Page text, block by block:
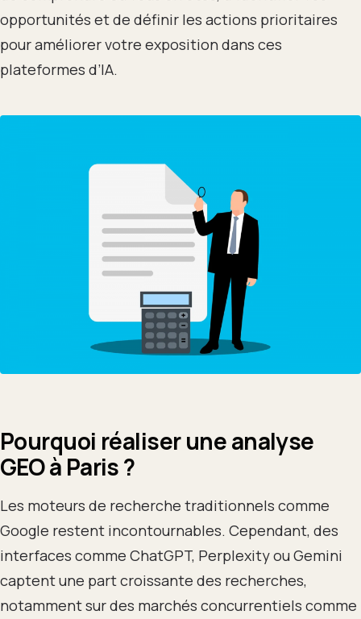
opportunités et de définir les actions prioritaires
pour améliorer votre exposition dans ces
plateformes d’IA.
Pourquoi réaliser une analyse
GEO à Paris ?
Les moteurs de recherche traditionnels comme
Google restent incontournables. Cependant, des
interfaces comme ChatGPT, Perplexity ou Gemini
captent une part croissante des recherches,
notamment sur des marchés concurrentiels comme